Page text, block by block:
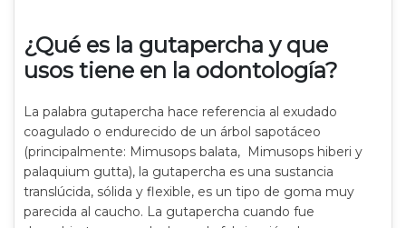
¿Qué es la gutapercha y que
usos tiene en la odontología?
La palabra gutapercha hace referencia al exudado
coagulado o endurecido de un árbol sapotáceo
(principalmente: Mimusops balata, Mimusops hiberi y
palaquium gutta), la gutapercha es una sustancia
translúcida, sólida y flexible, es un tipo de goma muy
parecida al caucho. La gutapercha cuando fue